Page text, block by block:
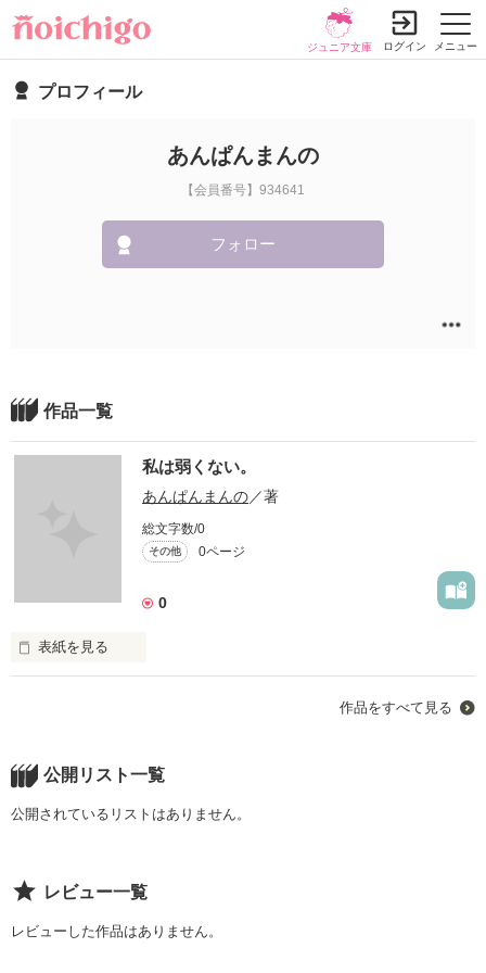
メニュー
ジュニア文庫 ログイン
プロフィール
あんぱんまんの
【会員番号】934641
フォロー
作品一覧
私は弱くない。
あんぱんまんの／著
総文字数/0
その他 0ページ
0
表紙を見る
作品をすべて見る
公開リスト一覧
公開されているリストはありません。
レビュー一覧
レビューした作品はありません。